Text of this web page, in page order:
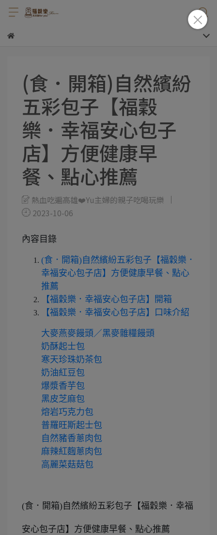
(食．開箱)自然繽紛
五彩包子【福穀
樂．幸福安心包子
店】方便健康早
餐、點心推薦
熱血吃遍高雄❤️Yu主婦的親子吃喝玩樂
2023-10-06
內容目錄
(食．開箱)自然繽紛五彩包子【福穀樂．
幸福安心包子店】方便健康早餐、點心
推薦
【福穀樂．幸福安心包子店】開箱
【福穀樂．幸福安心包子店】口味介紹
大麥燕麥饅頭／黑麥雜糧饅頭
奶酥起士包
寒天珍珠奶茶包
奶油紅豆包
爆漿香芋包
黑皮芝麻包
熔岩巧克力包
普羅旺斯起士包
自然豬香蔥肉包
麻辣紅麴蔥肉包
高麗菜菇菇包
(食．開箱)自然繽紛五彩包子【福穀樂．幸福
安心包子店】方便健康早餐、點心推薦